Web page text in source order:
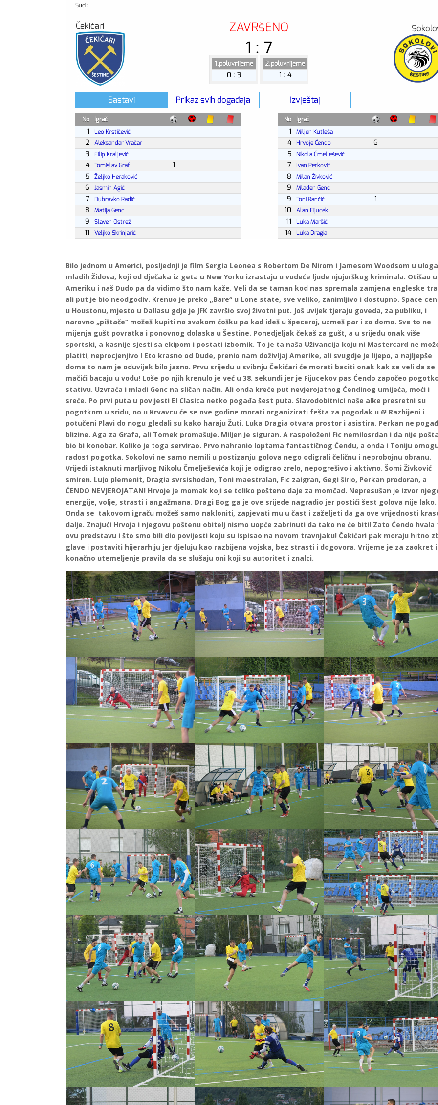
Bilo jednom u Americi, posljednji je film Sergia Leonea s Robertom De Nirom i Jamesom Woodsom u
mladih Židova, koji od dječaka iz geta u New Yorku izrastaju u vodeće ljude njujorškog kriminala. Otišao u
Ameriku i naš Dudo pa da vidimo što nam kaže. Veli da se taman kod nas spremala zamjena engleske
ali put je bio neodgodiv. Krenuo je preko „Bare“ u Lone state, sve veliko, zanimljivo i dostupno. Space
u Houstonu, mjesto u Dallasu gdje je JFK završio svoj životni put. Još uvijek tjeraju goveda, za publiku, i
naravno „pištače“ možeš kupiti na svakom ćošku pa kad ideš u špeceraj, uzmeš par i za doma. Sve to ne
mijenja gušt povratka i ponovnog dolaska u Šestine. Ponedjeljak čekaš za gušt, a u srijedu onak više
sportski, a kasnije sjesti sa ekipom i postati izbornik. To je ta naša Uživancija koju ni Mastercard ne
platiti, neprocjenjivo ! Eto krasno od Dude, prenio nam doživljaj Amerike, ali svugdje je lijepo, a najljepše
doma to nam je oduvijek bilo jasno. Prvu srijedu u svibnju Čekićari će morati baciti onak kak se veli da se
mačići bacaju u vodu! Loše po njih krenulo je već u 38. sekundi jer je Fijucekov pas Ćendo započeo
stativu. Uzvraća i mladi Genc na sličan način. Ali onda kreće put nevjerojatnog Ćendinog umijeća, moći i
sreće. Po prvi puta u povijesti El Clasica netko pogađa šest puta. Slavodobitnici naše alke presretni su
pogotkom u sridu, no u Krvavcu će se ove godine morati organizirati fešta za pogodak u 6! Razbijeni i
potučeni Plavi do nogu gledali su kako haraju Žuti. Luka Dragia otvara prostor i asistira. Perkan ne
blizine. Aga za Grafa, ali Tomek promašuje. Miljen je siguran. A raspoloženi Fic nemilosrdan i da nije
bio bi konobar. Koliko je toga servirao. Prvo nahranio loptama fantastičnog Ćendu, a onda i Toniju
radost pogotka. Sokolovi ne samo nemili u postizanju golova nego odigrali čeličnu i neprobojnu obranu.
Vrijedi istaknuti marljivog Nikolu Čmelješevića koji je odigrao zrelo, nepogrešivo i aktivno. Šomi Živković
smiren. Lujo plemenit, Dragia svrsishodan, Toni maestralan, Fic zaigran, Gegi širio, Perkan prodoran, a
ĆENDO NEVJEROJATAN! Hrvoje je momak koji se toliko pošteno daje za momčad. Nepresušan je izvor
energije, volje, strasti i angažmana. Dragi Bog ga je ove srijede nagradio jer postići šest golova nije lako.
Onda se takovom igraču možeš samo nakloniti, zapjevati mu u čast i zaželjeti da ga ove vrijednosti
dalje. Znajući Hrvoja i njegovu poštenu obitelj nismo uopće zabrinuti da tako ne će biti! Zato Ćendo hvala
ovu predstavu i što smo bili dio povijesti koju su ispisao na novom travnjaku! Čekićari pak moraju hitno
glave i postaviti hijerarhiju jer djeluju kao razbijena vojska, bez strasti i dogovora. Vrijeme je za zaokret i
konačno utemeljenje pravila da se slušaju oni koji su autoritet i znalci.